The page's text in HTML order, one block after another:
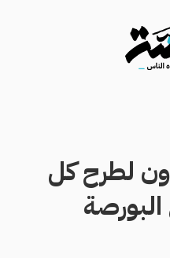
لطرح كل